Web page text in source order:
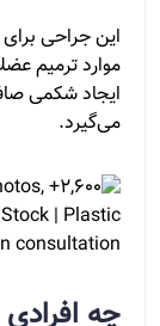
این جراحی
موارد ترمیم
ایجاد شکمی
می‌گیرد.
چه